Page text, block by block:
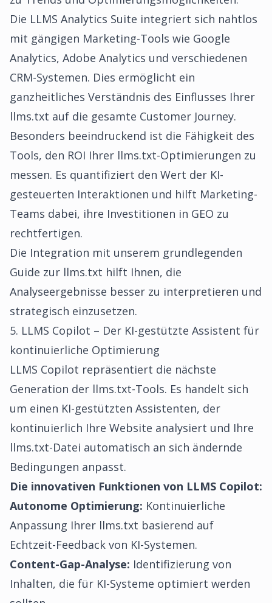
Die LLMS Analytics Suite integriert sich nahtlos
mit gängigen Marketing-Tools wie Google
Analytics, Adobe Analytics und verschiedenen
CRM-Systemen. Dies ermöglicht ein
ganzheitliches Verständnis des Einflusses Ihrer
llms.txt auf die gesamte Customer Journey.
Besonders beeindruckend ist die Fähigkeit des
Tools, den ROI Ihrer llms.txt-Optimierungen zu
messen. Es quantifiziert den Wert der KI-
gesteuerten Interaktionen und hilft Marketing-
Teams dabei, ihre Investitionen in GEO zu
rechtfertigen.
Die Integration mit unserem grundlegenden
Guide zur llms.txt hilft Ihnen, die
Analyseergebnisse besser zu interpretieren und
strategisch einzusetzen.
5. LLMS Copilot – Der KI-gestützte Assistent für
kontinuierliche Optimierung
LLMS Copilot repräsentiert die nächste
Generation der llms.txt-Tools. Es handelt sich
um einen KI-gestützten Assistenten, der
kontinuierlich Ihre Website analysiert und Ihre
llms.txt-Datei automatisch an sich ändernde
Bedingungen anpasst.
Die innovativen Funktionen von LLMS Copilot:
Autonome Optimierung: Kontinuierliche
Anpassung Ihrer llms.txt basierend auf
Echtzeit-Feedback von KI-Systemen.
Content-Gap-Analyse: Identifizierung von
Inhalten, die für KI-Systeme optimiert werden